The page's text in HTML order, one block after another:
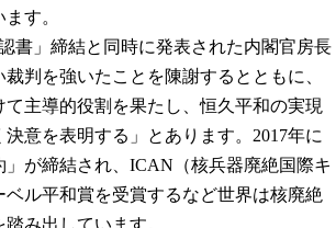
す。
書」締結と同時に発表された内閣官房長
判を強いたことを陳謝するとともに、
て主導的役割を果たし、恒久平和の実現
意を表明する」とあります。2017年に
」が締結され、ICAN（核兵器廃絶国際キ
ベル平和賞を受賞するなど世界は核廃絶